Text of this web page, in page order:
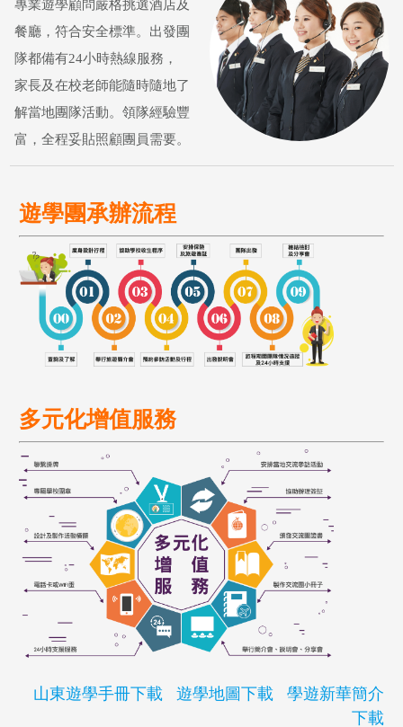
專業遊學顧問嚴格挑選酒店及
餐廳，符合安全標準。出發團
隊都備有24小時熱線服務，
家長及在校老師能隨時隨地了
解當地團隊活動。領隊經驗豐
富，全程妥貼照顧團員需要。
遊學團承辦流程
多元化增值服務
山東遊學手冊下載 遊學地圖下載
學遊新華簡介
下載